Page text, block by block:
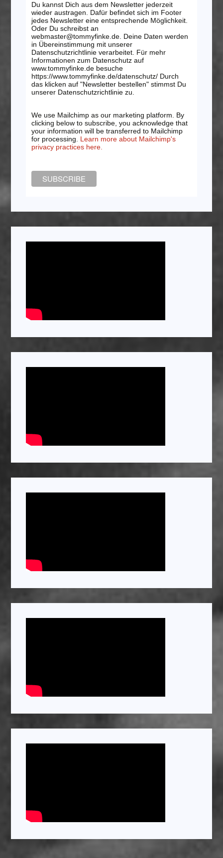
Du kannst Dich aus dem Newsletter jederzeit
wieder austragen. Dafür befindet sich im Footer
jedes Newsletter eine entsprechende Möglichkeit.
Oder Du schreibst an
webmaster@tommyfinke.de. Deine Daten werden
in Übereinstimmung mit unserer
Datenschutzrichtlinie verarbeitet. Für mehr
Informationen zum Datenschutz auf
www.tommyfinke.de besuche
https://www.tommyfinke.de/datenschutz/ Durch
das klicken auf "Newsletter bestellen" stimmst Du
unserer Datenschutzrichtlinie zu.
We use Mailchimp as our marketing platform. By
clicking below to subscribe, you acknowledge that
your information will be transferred to Mailchimp
for processing. Learn more about Mailchimp's
privacy practices here.